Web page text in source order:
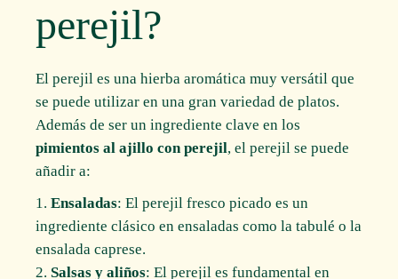
perejil?
El perejil es una hierba aromática muy versátil que
se puede utilizar en una gran variedad de platos.
Además de ser un ingrediente clave en los
pimientos al ajillo con perejil, el perejil se puede
añadir a:
Ensaladas: El perejil fresco picado es un
ingrediente clásico en ensaladas como la tabulé o la
ensalada caprese.
Salsas y aliños: El perejil es fundamental en